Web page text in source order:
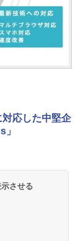
応した中堅企
させる